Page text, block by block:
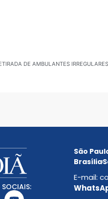
DE AMBULANTES IRREGULARES
SOCIAIS:
São
Brasília
E-mail: